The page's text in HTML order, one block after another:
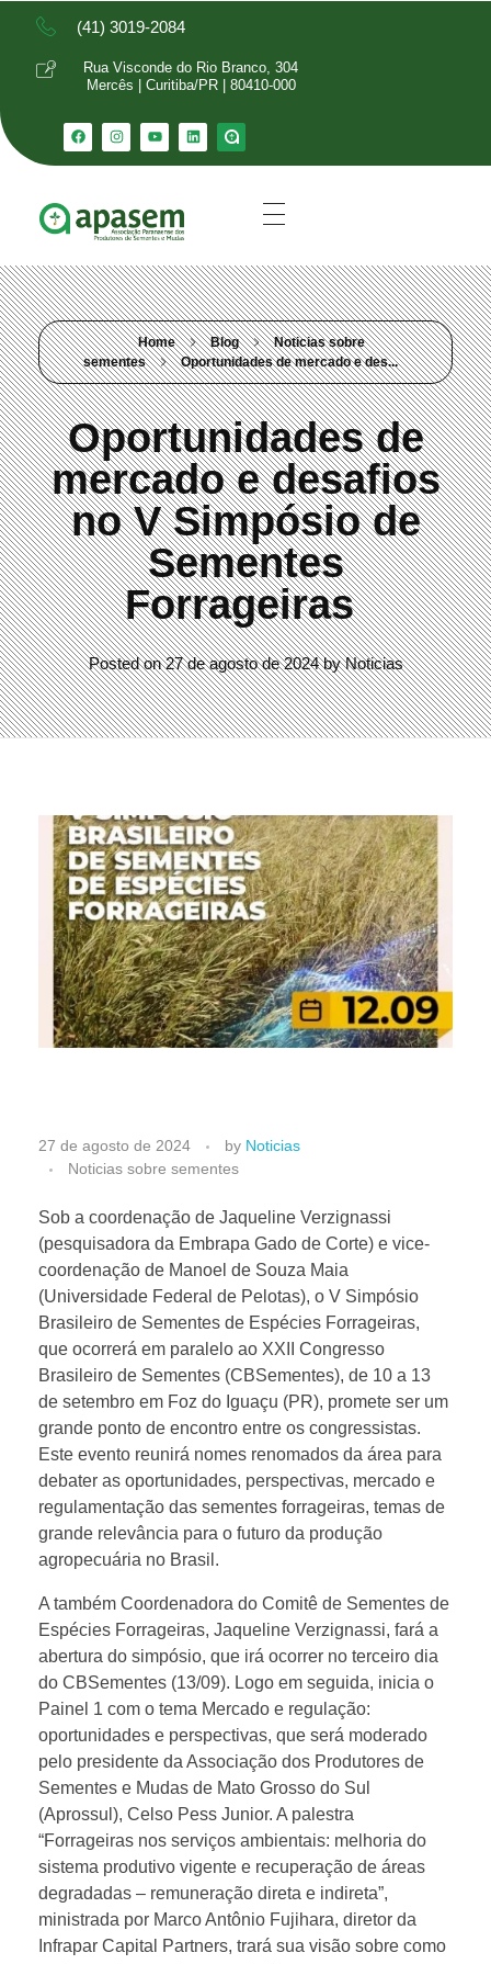
(41) 3019-2084
Rua Visconde do Rio Branco, 304
Mercês | Curitiba/PR | 80410-000
Home Blog
Noticias sobre
sementes
Oportunidades de mercado e des...
Oportunidades de
mercado e desafios
no V Simpósio de
Sementes
Forrageiras
Posted on 27 de agosto de 2024 by Noticias
O
p
o
r
t
u
n
i
d
a
d
e
s
d
27 de agosto de 2024 by Noticias
Noticias sobre sementes
Sob a coordenação de Jaqueline Verzignassi
(pesquisadora da Embrapa Gado de Corte) e vice-
coordenação de Manoel de Souza Maia
(Universidade Federal de Pelotas), o V Simpósio
Brasileiro de Sementes de Espécies Forrageiras,
que ocorrerá em paralelo ao XXII Congresso
Brasileiro de Sementes (CBSementes), de 10 a 13
de setembro em Foz do Iguaçu (PR), promete ser um
grande ponto de encontro entre os congressistas.
Este evento reunirá nomes renomados da área para
debater as oportunidades, perspectivas, mercado e
regulamentação das sementes forrageiras, temas de
grande relevância para o futuro da produção
agropecuária no Brasil.
A também Coordenadora do Comitê de Sementes de
Espécies Forrageiras, Jaqueline Verzignassi, fará a
abertura do simpósio, que irá ocorrer no terceiro dia
do CBSementes (13/09). Logo em seguida, inicia o
Painel 1 com o tema Mercado e regulação:
oportunidades e perspectivas, que será moderado
pelo presidente da Associação dos Produtores de
Sementes e Mudas de Mato Grosso do Sul
(Aprossul), Celso Pess Junior. A palestra
“Forrageiras nos serviços ambientais: melhoria do
sistema produtivo vigente e recuperação de áreas
degradadas – remuneração direta e indireta”,
ministrada por Marco Antônio Fujihara, diretor da
Infrapar Capital Partners, trará sua visão sobre como